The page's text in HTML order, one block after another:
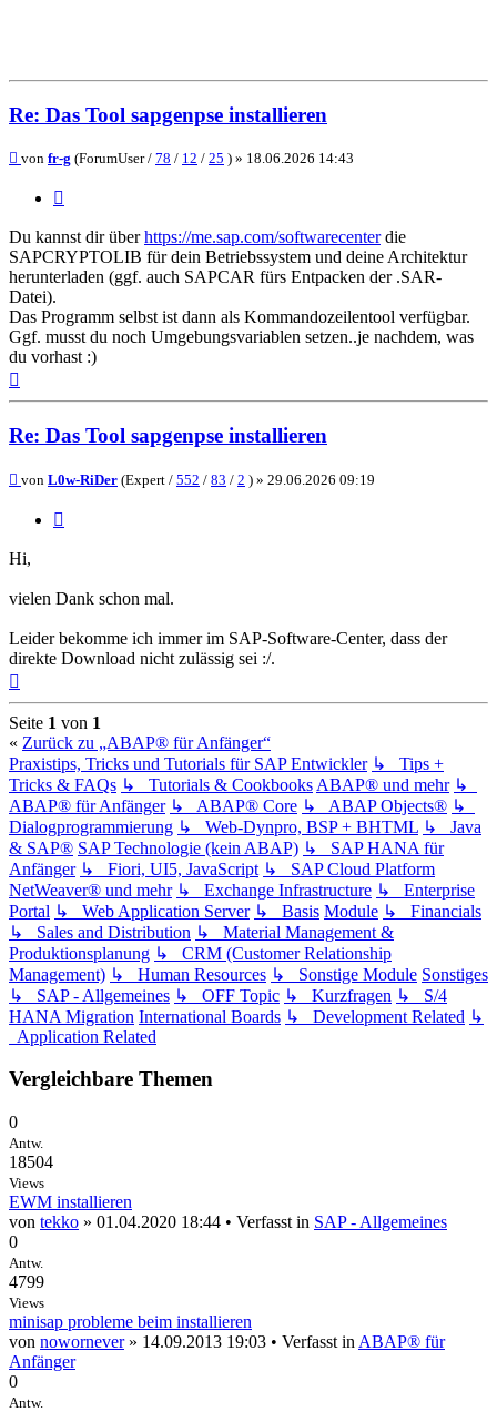
Re: Das Tool sapgenpse installieren
Beitrag
von fr-g (ForumUser / 78 / 12 / 25 ) » 18.06.2026 14:43
Du kannst dir überhttps://me.sap.com/softwarecenterdie
SAPCRYPTOLIB für dein Betriebssystem und deine Architektur
herunterladen (ggf. auch SAPCAR fürs Entpacken der .SAR-
Datei).
Das Programm selbst ist dann als Kommandozeilentool verfügbar.
Ggf. musst du noch Umgebungsvariablen setzen..je nachdem, was
du vorhast :)
Re: Das Tool sapgenpse installieren
Beitrag
von L0w-RiDer (Expert / 552 / 83 / 2 ) » 29.06.2026 09:19
Hi,
vielen Dank schon mal.
Leider bekomme ich immer im SAP-Software-Center, dass der
direkte Download nicht zulässig sei :/.
Seite 1 von 1
« Zurück zu „ABAP® für Anfänger“
Praxistips, Tricks und Tutorials für SAP Entwickler ↳ Tips +
Tricks & FAQs ↳ Tutorials & Cookbooks ABAP® und mehr ↳
ABAP® für Anfänger ↳ ABAP® Core ↳ ABAP Objects® ↳
Dialogprogrammierung ↳ Web-Dynpro, BSP + BHTML ↳ Java
& SAP® SAP Technologie (kein ABAP) ↳ SAP HANA für
Anfänger ↳ Fiori, UI5, JavaScript ↳ SAP Cloud Platform
NetWeaver® und mehr ↳ Exchange Infrastructure ↳ Enterprise
Portal ↳ Web Application Server ↳ Basis Module ↳ Financials
↳ Sales and Distribution ↳ Material Management &
Produktionsplanung ↳ CRM (Customer Relationship
Management) ↳ Human Resources ↳ Sonstige Module Sonstiges
↳ SAP - Allgemeines ↳ OFF Topic ↳ Kurzfragen ↳ S/4
HANA Migration International Boards ↳ Development Related ↳
Application Related
Vergleichbare Themen
0
Antw.
18504
Views
EWM installieren
von tekko » 01.04.2020 18:44 • Verfasst in SAP - Allgemeines
0
Antw.
4799
Views
minisap probleme beim installieren
von nowornever» 14.09.2013 19:03 • Verfasst in ABAP® für
Anfänger
0
Antw.